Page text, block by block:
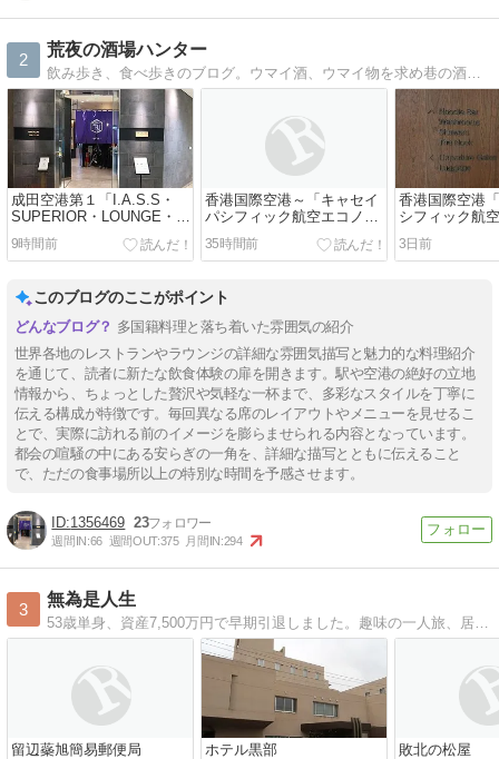
2
荒夜の酒場ハンター
飲み歩き、食べ歩きのブログ。ウマイ酒、ウマイ物を求め巷の酒場、居酒屋をさまよっています。
成田空港第１「I.A.S.S・
SUPERIOR・LOUNGE・希
和・ＮＯＡ」枝豆
9時間前
香港国際空港～「キャセイ
パシフィック航空エコノミ
ークラス機内食」ベーコン
バーガー
35時間前
香港国際空港
シフィック航
リッジ」担々麺
3日前
このブログのここがポイント
多国籍料理と落ち着いた雰囲気の紹介
世界各地のレストランやラウンジの詳細な雰囲気描写と魅力的な料理紹介
を通じて、読者に新たな飲食体験の扉を開きます。駅や空港の絶好の立地
情報から、ちょっとした贅沢や気軽な一杯まで、多彩なスタイルを丁寧に
伝える構成が特徴です。毎回異なる席のレイアウトやメニューを見せるこ
とで、実際に訪れる前のイメージを膨らませられる内容となっています。
都会の喧騒の中にある安らぎの一角を、詳細な描写とともに伝えること
で、ただの食事場所以上の特別な時間を予感させます。
1356469 23
週間IN:66 週間OUT:375 月間IN:294
3
無為是人生
留辺蘂旭簡易郵便局 ホテル黒部 敗北の松屋